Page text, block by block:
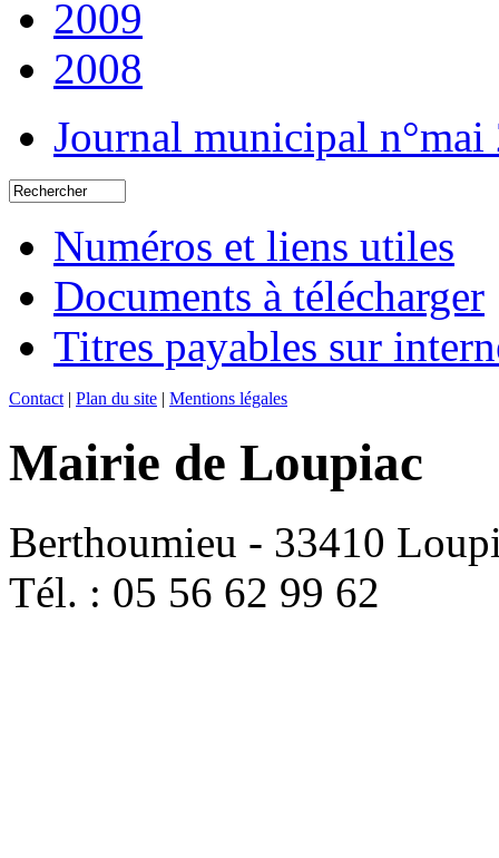
2009
2008
Journal municipal n°mai
Numéros et liens utiles
Documents à télécharger
Titres payables sur
Contact | Plan du site | Mentions légales
Mairie de Loupiac
Berthoumieu - 33410
Tél. : 05 56 62 99 62